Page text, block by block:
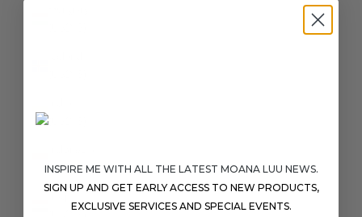
(USD $)
Iraq
INSPIRE ME WITH ALL THE LATEST MOANA LUU NEWS.
SIGN UP AND GET EARLY ACCESS TO NEW PRODUCTS,
EXCLUSIVE SERVICES AND SPECIAL EVENTS.